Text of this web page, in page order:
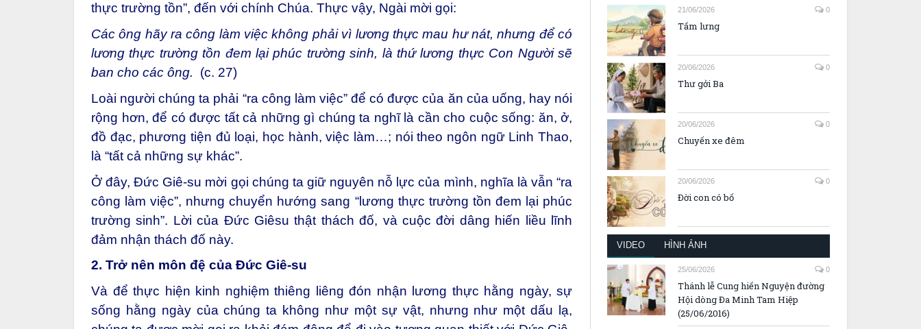
thực trường tồn”, đến với chính Chúa. Thực vậy, Ngài mời gọi:
Các ông hãy ra công làm việc không phải vì lương thực mau hư nát, nhưng để có
lương thực trường tồn đem lại phúc trường sinh, là thứ lương thực Con Người sẽ
ban cho các ông. (c. 27)
Loài người chúng ta phải “ra công làm việc” để có được của ăn của uống, hay nói
rộng hơn, để có được tất cả những gì chúng ta nghĩ là cần cho cuộc sống: ăn, ở,
đồ đạc, phương tiện đủ loại, học hành, việc làm…; nói theo ngôn ngữ Linh Thao,
là “tất cả những sự khác”.
Ở đây, Đức Giê-su mời gọi chúng ta giữ nguyên nỗ lực của mình, nghĩa là vẫn “ra
công làm việc”, nhưng chuyển hướng sang “lương thực trường tồn đem lại phúc
trường sinh”. Lời của Đức Giêsu thật thách đố, và cuộc đời dâng hiến liều lĩnh
đảm nhận thách đố này.
2. Trở nên môn đệ của Đức Giê-su
Và để thực hiện kinh nghiệm thiêng liêng đón nhận lương thực hằng ngày, sự
sống hằng ngày của chúng ta không như một sự vật, nhưng như một dấu lạ,
21/06/2026 0
Tấm lưng
20/06/2026 0
Thư gởi Ba
20/06/2026 0
Chuyến xe đêm
20/06/2026 0
Đời con có bố
VIDEO HÌNH ẢNH
25/06/2026 0
Thánh lễ Cung hiến Nguyện đường
Hội dòng Đa Minh Tam Hiệp
(25/06/2016)